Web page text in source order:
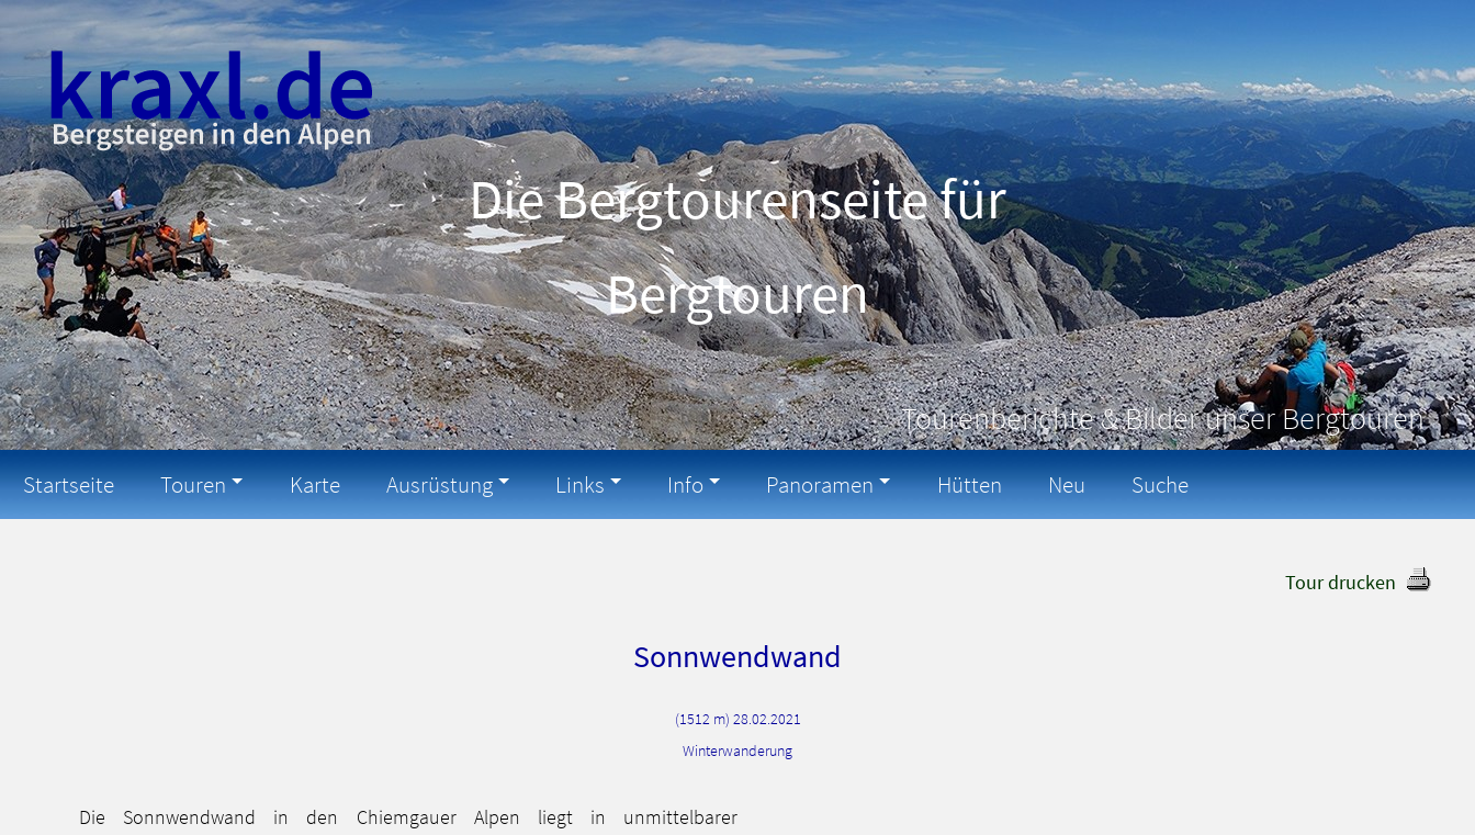
Die Bergtourenseite für
Schneeschuhtouren
Tourenberichte & Bilder unser Bergtouren
Startseite Touren Karte Ausrüstung Links Info Panoramen Hütten Neu Suche
Tour drucken
Sonnwendwand
(1512 m) 28.02.2021
Winterwanderung
Die Sonnwendwand in den Chiemgauer Alpen liegt in unmittelbarer